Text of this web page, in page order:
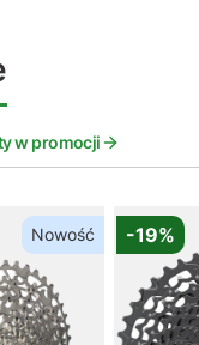
w promocji
Nowość -19%